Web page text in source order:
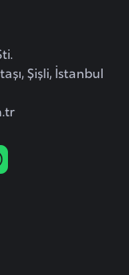
Şişli, İstanbul